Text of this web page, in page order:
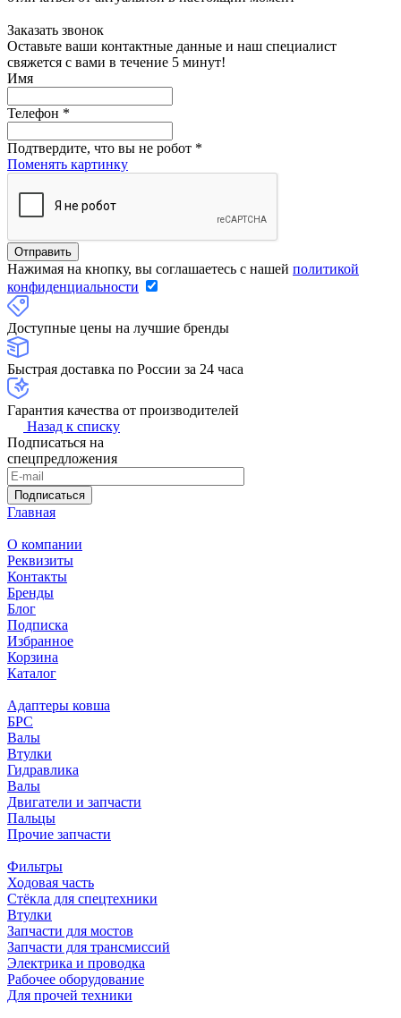
Заказать звонок
Оставьте ваши контактные данные и наш специалист
свяжется с вами в течение 5 минут!
Имя
Телефон *
Подтвердите, что вы не робот *
Поменять картинку
Нажимая на кнопку, вы соглашаетесь с нашей политикой
конфиденциальности
Доступные цены на лучшие бренды
Быстрая доставка по России за 24 часа
Гарантия качества от производителей
Назад к списку
Подписаться на
спецпредложения
Подписаться
Главная
О компании
Реквизиты
Контакты
Бренды
Блог
Подписка
Избранное
Корзина
Каталог
Адаптеры ковша
БРС
Валы
Втулки
Гидравлика
Валы
Двигатели и запчасти
Пальцы
Прочие запчасти
Фильтры
Ходовая часть
Стёкла для спецтехники
Втулки
Запчасти для мостов
Запчасти для трансмиссий
Электрика и проводка
Рабочее оборудование
Для прочей техники